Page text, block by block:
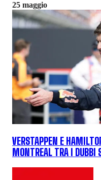
25 maggio
VERSTAPPEN E
MONTREAL TRA I DUBBI